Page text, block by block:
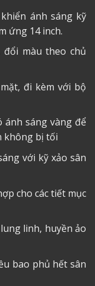
ánh sáng kỹ
ứng 14 inch.
đổi màu theo chủ
đi kèm với bộ
ánh sáng vàng để
không bị tối
với kỹ xảo sân
cho các tiết mục
linh, huyền ảo
bao phủ hết sân